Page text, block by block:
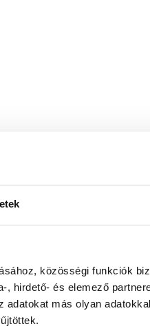
közösségi funkciók
hirdető- és elemező
más olyan
Kizárólag